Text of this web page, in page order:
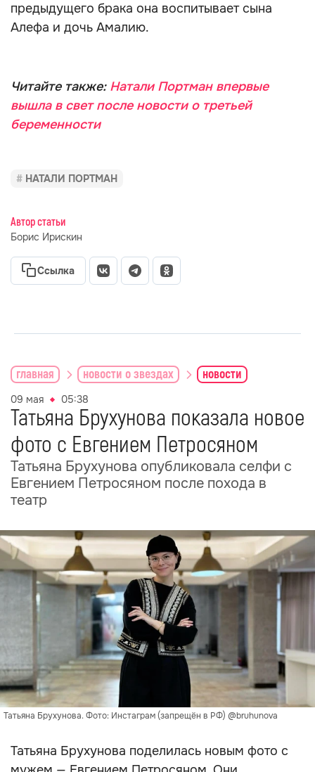
предыдущего брака она воспитывает сына
Алефа и дочь Амалию.
Читайте также: Натали Портман впервые
вышла в свет после новости о третьей
беременности
НАТАЛИ ПОРТМАН
Автор статьи
Борис Ирискин
Ссылка
главная новости о звездах новости
09 мая 05:38
Татьяна Брухунова показала новое
фото с Евгением Петросяном
Татьяна Брухунова опубликовала селфи с
Евгением Петросяном после похода в
театр
Татьяна Брухунова. Фото: Инстаграм (запрещён в РФ) @bruhunova
Татьяна Брухунова поделилась новым фото с